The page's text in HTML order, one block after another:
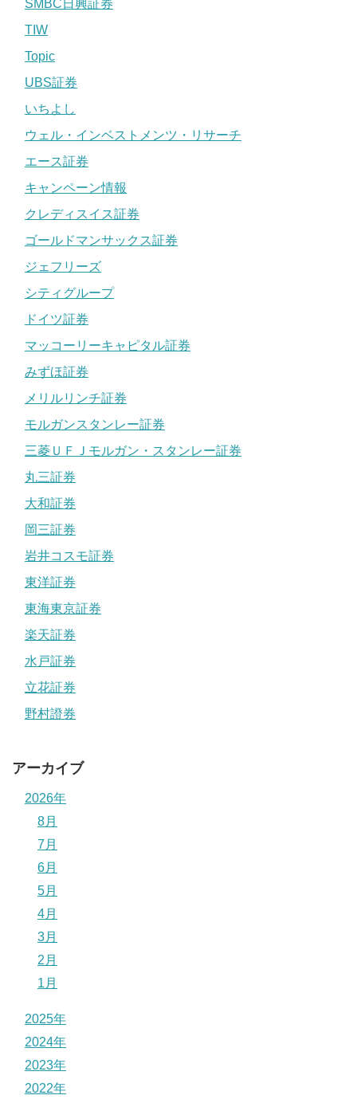
SMBC日興証券
TIW
Topic
UBS証券
いちよし
ウェル・インベストメンツ・リサーチ
エース証券
キャンペーン情報
クレディスイス証券
ゴールドマンサックス証券
ジェフリーズ
シティグループ
ドイツ証券
マッコーリーキャピタル証券
みずほ証券
メリルリンチ証券
モルガンスタンレー証券
三菱ＵＦＪモルガン・スタンレー証券
丸三証券
大和証券
岡三証券
岩井コスモ証券
東洋証券
東海東京証券
楽天証券
水戸証券
立花証券
野村證券
アーカイブ
2026年
8月
7月
6月
5月
4月
3月
2月
1月
2025年
2024年
2023年
2022年